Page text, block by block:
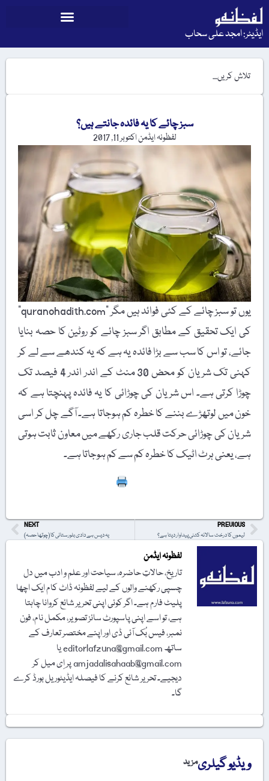
ایڈیٹر: امجد علی سحاب
سبز چائے کا یہ فائدہ جانتے ہیں؟
لفظونہ ایڈمناکتوبر 11, 2017
یوں تو سبز چائے کے کئی فوائد ہیں مگر "quranohadith.com”
کی ایک تحقیق کے مطابق اگر سبز چائے کو روٹین کا حصہ بنایا
جائے، تو اس کا سب سے بڑا فائدہ یہ ہے کہ یہ کندھے سے لے کر
کہنی تک شریان کو محض 30 منٹ کے اندر اندر 4 فیصد تک
چوڑا کرتی ہے۔ اس شریان کی چوڑائی کا یہ فائدہ پہنچتا ہے کہ
خون میں لوتھڑے بننے کا خطرہ کم ہوجاتا ہے۔ آگے چل کر اسی
شریان کی چوڑائی حرکت قلب جاری رکھے میں معاون ثابت ہوتی
ہے، یعنی ہرٹ اٹیک کا خطرہ کم سے کم ہوجاتا ہے۔
PREVIOUS
لیموں کا درخت سالانہ کتنی پیداوار دیتا ہے؟
NEXT
یہ دیس ہے دادی بلورستانی کا (چوتھا حصہ)
لفظونہ ایڈمن
تاریخ، حالاتِ حاضرہ، سیاحت اور علم و ادب میں دل
چسپی رکھنے والوں کے لیے لفظونہ ڈاٹ کام ایک اچھا
پلیٹ فارم ہے۔ اگر کوئی اپنی تحریر شائع کروانا چاہتا
ہے، تو اسے اپنی پاسپورٹ سائز تصویر، مکمل نام، فون
نمبر، فیس بُک آئی ڈی اور اپنے مختصر تعارف کے
ساتھ editorlafzuna@gmail.com یا
amjadalisahaab@gmail.com پر اِی میل کر
دیجیے۔ تحریر شائع کرنے کا فیصلہ ایڈیٹوریل بورڈ کرے
گا۔
ویڈیو گیلریمزید